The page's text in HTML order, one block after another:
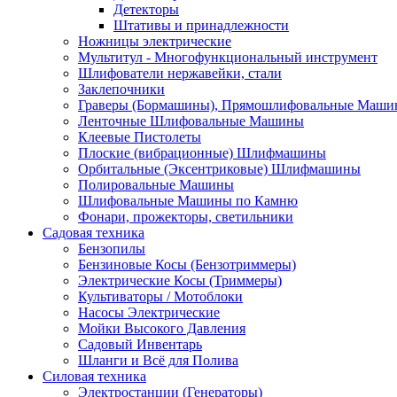
Детекторы
Штативы и принадлежности
Ножницы электрические
Мультитул - Многофункциональный инструмент
Шлифователи нержавейки, стали
Заклепочники
Граверы (Бормашины), Прямошлифовальные
Ленточные Шлифовальные Машины
Клеевые Пистолеты
Плоские (вибрационные) Шлифмашины
Орбитальные (Эксентриковые) Шлифмашины
Полировальные Машины
Шлифовальные Машины по Камню
Фонари, прожекторы, светильники
Садовая техника
Бензопилы
Бензиновые Косы (Бензотриммеры)
Электрические Косы (Триммеры)
Культиваторы / Мотоблоки
Насосы Электрические
Мойки Высокого Давления
Садовый Инвентарь
Шланги и Всё для Полива
Силовая техника
Электростанции (Генераторы)